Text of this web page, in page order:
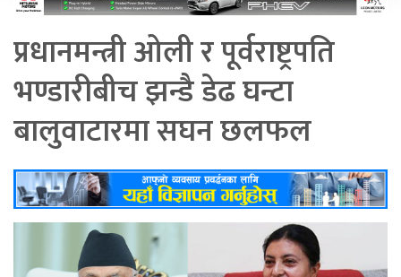
प्रधानमन्त्री ओली र पूर्वराष्ट्रपति
भण्डारीबीच झन्डै डेढ घन्टा
बालुवाटारमा सघन छलफल